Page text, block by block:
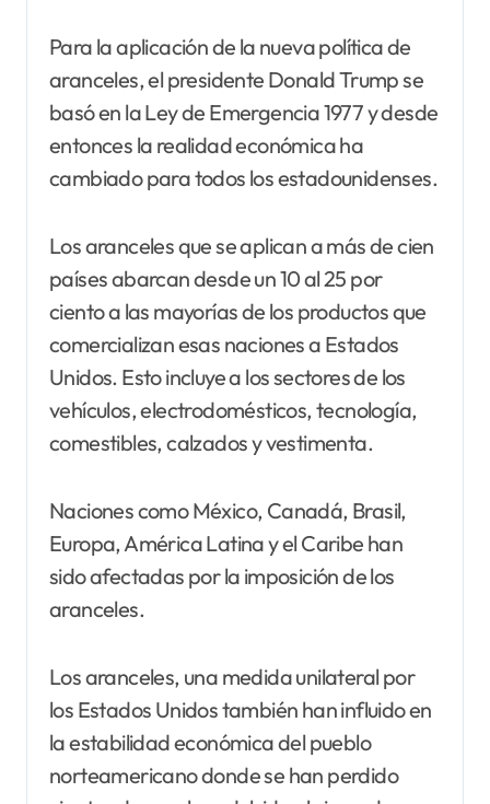
Para la aplicación de la nueva política de
aranceles, el presidente Donald Trump se
basó en la Ley de Emergencia 1977 y desde
entonces la realidad económica ha
cambiado para todos los estadounidenses.
Los aranceles que se aplican a más de cien
países abarcan desde un 10 al 25 por
ciento a las mayorías de los productos que
comercializan esas naciones a Estados
Unidos. Esto incluye a los sectores de los
vehículos, electrodomésticos, tecnología,
comestibles, calzados y vestimenta.
Naciones como México, Canadá, Brasil,
Europa, América Latina y el Caribe han
sido afectadas por la imposición de los
aranceles.
Los aranceles, una medida unilateral por
los Estados Unidos también han influido en
la estabilidad económica del pueblo
norteamericano donde se han perdido